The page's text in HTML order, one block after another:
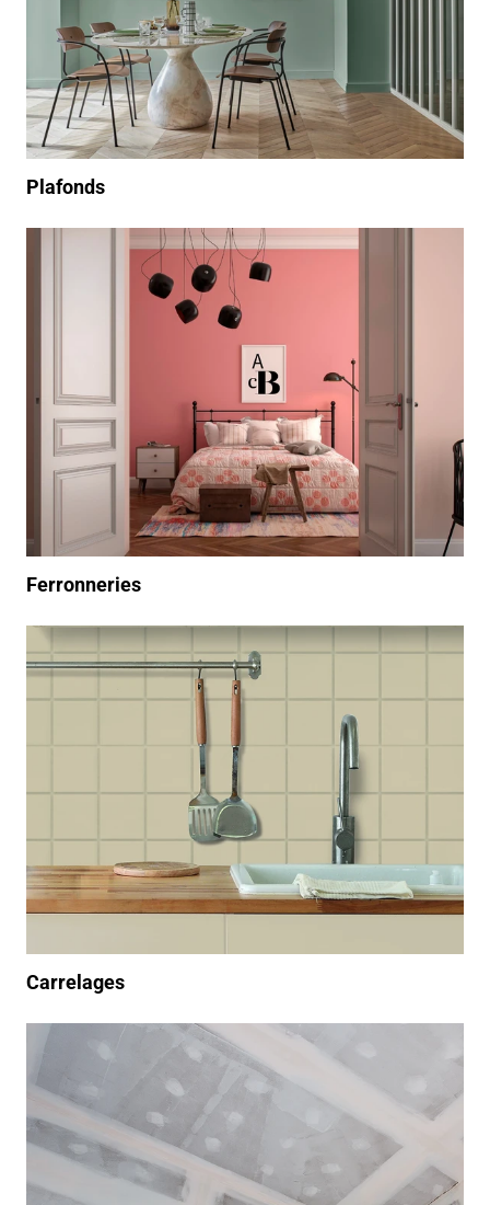
Plafonds
Ferronneries
/produits-exterieur-ferronneries-2
Carrelages
/produits-interieur-carrelage
/produits/peinture-int%C3%A9rieur/sous-couche